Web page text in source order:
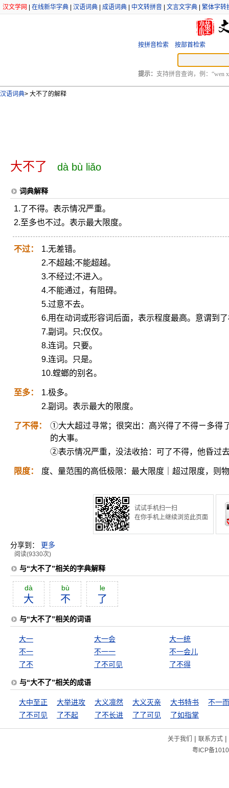
汉文学网 在线新华字典 汉语词典 成语词典 中文转拼音 文言文字典 繁体字转
按拼音检索 按部首检索
提示： 支持拼音查询，例：“wen
汉语词典> 大不了的解释
大不了 dà bù liǎo
词典解释
1.了不得。表示情况严重。
2.至多也不过。表示最大限度。
不过：
1.无差错。
2.不超越;不能超越。
3.不经过;不进入。
4.不能通过，有阻碍。
5.过意不去。
6.用在动词或形容词后面，表示程度最高。意谓到
7.副词。只;仅仅。
8.连词。只要。
9.连词。只是。
10.螳螂的别名。
至多：
1.极多。
2.副词。表示最大的限度。
了不得：
①大大超过寻常；很突出：高兴得了不得ㄧ多得
的大事。
②表示情况严重，没法收拾：可了不得，他昏过
限度： 度、量范围的高低极限：最大限度｜超过限度，则
试试手机扫一扫
在你手机上继续浏览此页面
分享到： 更多
阅读(9330次)
与“大不了”相关的字典解释
dà
大
bù
不
le
了
与“大不了”相关的词语
大一 大一会
大一统
不一
不一一
不一会儿
了不
了不可见 了不得
与“大不了”相关的成语
大中至正 大举进攻 大义凛然 大义灭亲 大书特书
不一
了不可见
了不起 了不长进 了了可见 了如指掌
关于我们 | 联系方式|
粤ICP备